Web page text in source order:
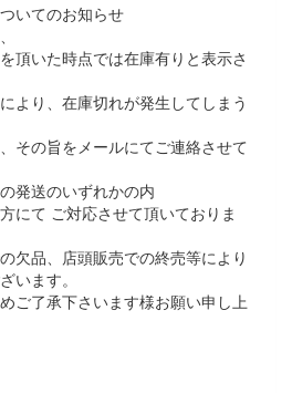
いてのお知らせ
頂いた時点では在庫有りと表示さ
より、在庫切れが発生してしまう
その旨をメールにてご連絡させて
発送のいずれかの内
にて ご対応させて頂いておりま
欠品、店頭販売での終売等により
います。
ご了承下さいます様お願い申し上